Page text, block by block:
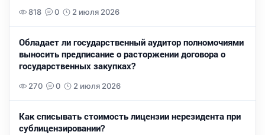
818 0 2 июля 2026
Обладает ли государственный аудитор полномочиями
выносить предписание о расторжении договора о
государственных закупках?
270 0 2 июля 2026
Как списывать стоимость лицензии нерезидента при
сублицензировании?